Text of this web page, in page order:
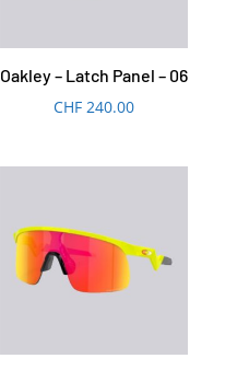
Oakley – Latch Panel – 06
CHF 240.00